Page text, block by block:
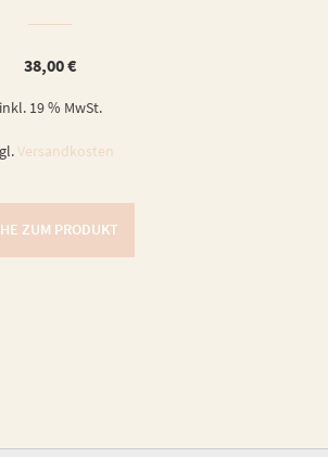
38,00€
inkl. 19 % MwSt.
Versandkosten
ZUM PRODUKT